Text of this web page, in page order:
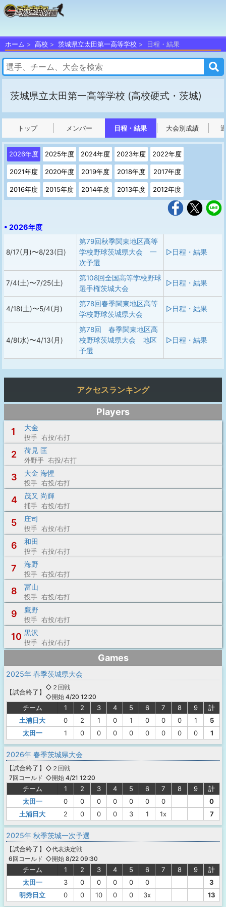
ホーム 高校 茨城県立太田第一高等学校 日程・結果
茨城県立太田第一高等学校 (高校硬式・茨城)
トップ メンバー 日程・結果 大会別成績
2026年度 2025年度 2024年度 2023年度 2022年度
2021年度 2020年度 2019年度 2018年度 2017年度
2016年度 2015年度 2014年度 2013年度 2012年度
• 2026年度
8/17(月)〜8/23(日)
第79回秋季関東地区高等
学校野球茨城県大会 一
次予選
▷日程・結果
7/4(土)〜7/25(土)
第108回全国高等学校野球
選手権茨城大会
▷日程・結果
4/18(土)〜5/4(月)
第78回春季関東地区高等
学校野球茨城県大会
▷日程・結果
4/8(水)〜4/13(月)
第78回 春季関東地区高
校野球茨城県大会 地区
予選
▷日程・結果
アクセスランキング
Players
1
大金
投手 右投/右打
2 荷見 匡
外野手 右投/右打
3 大金 海惺
投手 右投/右打
4 茂又 尚輝
捕手 右投/右打
5 庄司
投手 右投/右打
6 和田
投手 右投/右打
7 海野
投手 右投/右打
8 冨山
投手 右投/右打
9 鷹野
投手 右投/右打
10 黒沢
投手 右投/右打
Games
2025年 春季茨城県大会
【試合終了 】
◇２回戦
◇開始 4/20 12:20
チーム 1 2 3 4 5 6 7 8 9
計
土浦日大
0 2 1 0 1 0 0 0 1
5
太田一
1 0 0 0 0 0 0 0 0 1
2026年 春季茨城県大会
【試合終了 】
7回コールド
◇２回戦
◇開始 4/21 12:20
チーム 1 2 3 4 5 6 7 8 9
計
太田一
0 0 0 0 0 0 0
0
土浦日大
2 0 0 0 3 1 1x 7
2025年 秋季茨城一次予選
【試合終了 】
6回コールド
◇代表決定戦
◇開始 8/22 09:30
チーム 1 2 3 4 5 6 7 8 9
計
太田一
3 0 0 0 0 0
3
明秀日立
0 0 10 0 0 3x 13